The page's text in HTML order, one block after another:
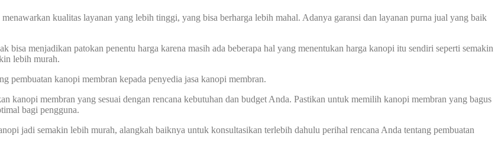
kualitas layanan yang lebih tinggi, yang bisa berharga lebih mahal. Adanya garansi dan layanan purna jual yang baik
menjadikan patokan penentu harga karena masih ada beberapa hal yang menentukan harga kanopi itu sendiri seperti semakin
lebih murah.
pembuatan kanopi membran kepada penyedia jasa kanopi membran.
kanopi membran yang sesuai dengan rencana kebutuhan dan budget Anda. Pastikan untuk memilih kanopi membran yang bagus
bagi pengguna.
jadi semakin lebih murah, alangkah baiknya untuk konsultasikan terlebih dahulu perihal rencana Anda tentang pembuatan